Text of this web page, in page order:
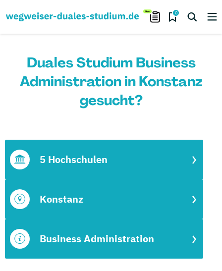
0
Duales Studium Business
Administration in Konstanz
gesucht?
Business Administration
Konstanz
5 Hochschulen